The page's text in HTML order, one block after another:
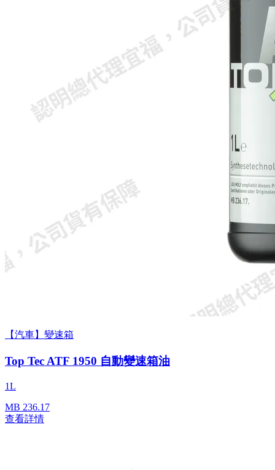
【汽車】變速箱
Top Tec ATF 1950 自動變速箱油
1L
MB 236.17
查看詳情